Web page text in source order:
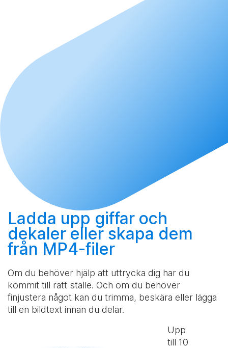
Ladda upp giffar och
dekaler eller skapa dem
från MP4-filer
Om du behöver hjälp att uttrycka dig har du
kommit till rätt ställe. Och om du behöver
finjustera något kan du trimma, beskära eller lägga
till en bildtext innan du delar.
Upp
till 10